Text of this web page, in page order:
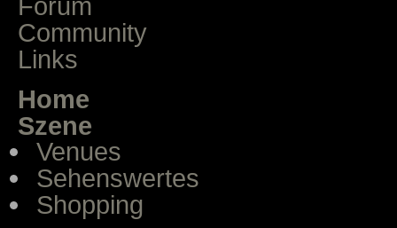
Community
Links
Home
Szene
Venues
Sehenswertes
Shopping